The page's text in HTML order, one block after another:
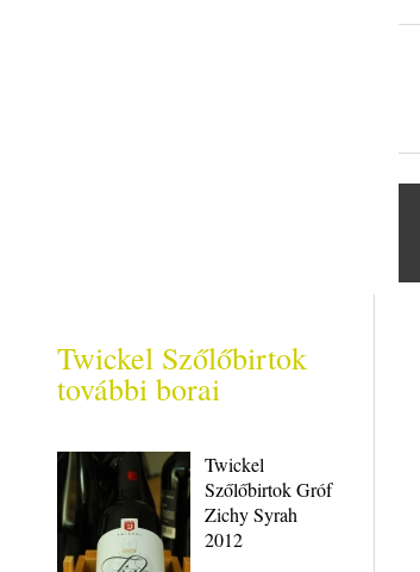
Twickel Szőlőbirtok
további borai
Twickel
Szőlőbirtok Gróf
Zichy Syrah
2012